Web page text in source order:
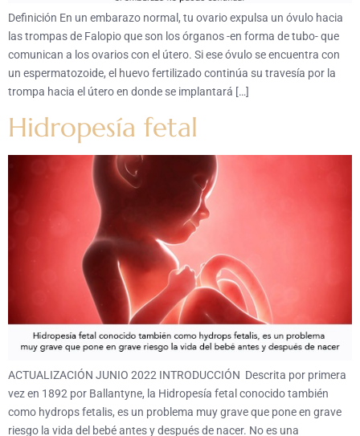
Definición En un embarazo normal, tu ovario expulsa un óvulo hacia
las trompas de Falopio que son los órganos -en forma de tubo- que
comunican a los ovarios con el útero. Si ese óvulo se encuentra con
un espermatozoide, el huevo fertilizado continúa su travesía por la
trompa hacia el útero en donde se implantará […]
Hidropesía fetal
ACTUALIZACIÓN JUNIO 2022 INTRODUCCIÓN Descrita por primera
vez en 1892 por Ballantyne, la Hidropesía fetal conocido también
como hydrops fetalis, es un problema muy grave que pone en grave
riesgo la vida del bebé antes y después de nacer. No es una